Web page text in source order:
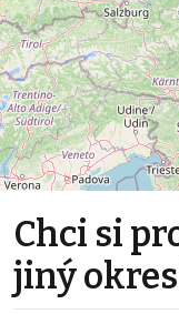
Chci si
jiný